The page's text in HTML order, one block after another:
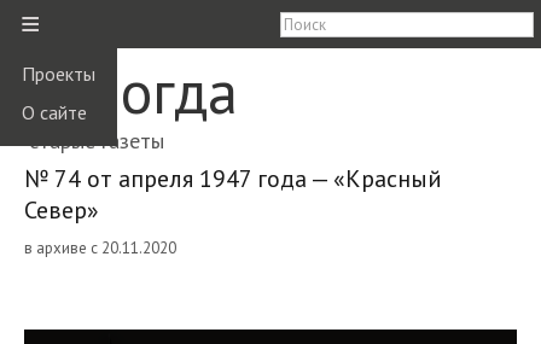
≡
Проекты
О сайте
Вологда
старые газеты
№ 74 от апреля 1947 года — «Красный
Север»
в архиве с 20.11.2020